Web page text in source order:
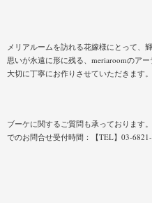
メリアルームを訪れる花嫁様にとって、
思いが永遠に形に残る、meriaroomのア
大切に丁寧にお作りさせていただきます。
ブーケに関するご質問も承っております
でのお問合せ受付時間：【TEL】03-